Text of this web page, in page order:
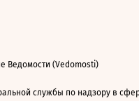
Ведомости (Vedomosti)
службы по надзору в